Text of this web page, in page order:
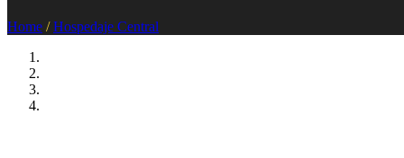
Home / Hospedaje Central